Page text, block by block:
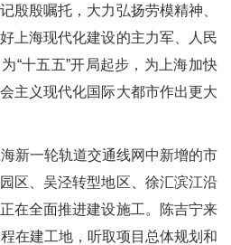
殷殷嘱托，大力弘扬劳模精神、
上海现代化建设的主力军、人民
“十五五”开局起步，为上海加快
主义现代化国际大都市作出更大
一轮轨道交通线网中新增的市
区、吴泾转型地区、徐汇滨江沿
在全面推进建设施工。陈吉宁来
在建工地，听取项目总体规划和